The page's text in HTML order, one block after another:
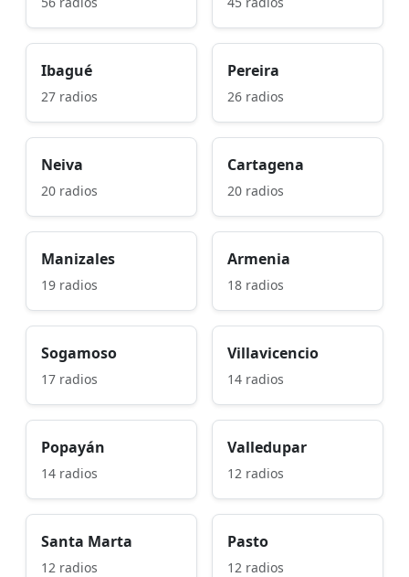
Ibagué
27 radios
Pereira
26 radios
Neiva
20 radios
Cartagena
20 radios
Manizales
19 radios
Armenia
18 radios
Sogamoso
17 radios
Villavicencio
14 radios
Popayán
14 radios
Valledupar
12 radios
Santa Marta
12 radios
Pasto
12 radios